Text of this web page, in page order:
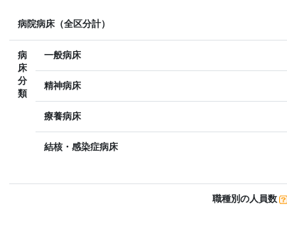
病院病床（全区分計）
病
床
分
類
一般病床
精神病床
療養病床
結核・感染症病床
職種別の人員数